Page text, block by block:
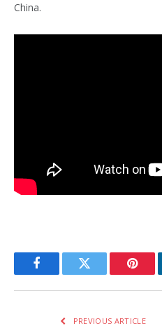
China.
FacebookTwitter
PREVIOUS ARTICLE